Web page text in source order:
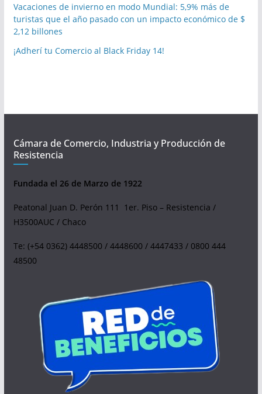
Vacaciones de invierno en modo Mundial: 5,9% más de
turistas que el año pasado con un impacto económico de $
2,12 billones
¡Adherí tu Comercio al Black Friday 14!
Cámara de Comercio, Industria y Producción de
Resistencia
Fundada el 26 de Marzo de 1922
Peatonal Juan D. Perón 111 1er. Piso – Resistencia /
H3500AUC / Chaco
Te: (+54 0362) 4448500 / 4448600 / 4447433 / 0800 444
48500